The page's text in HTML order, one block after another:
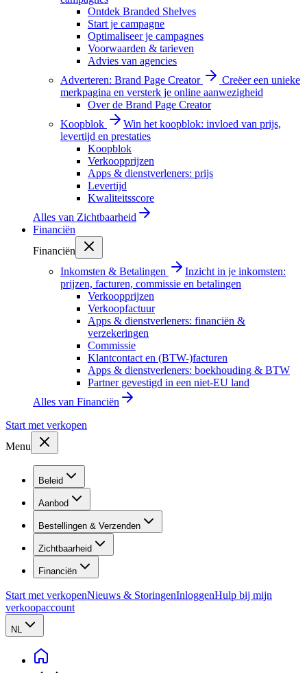
Ontdek Branded Shelves
Start je campagne
Optimaliseer je campagnes
Voorwaarden & tarieven
Advies van agencies
Adverteren: Brand Page Creator
Creëer een unieke
merkpagina en versterk je online aanwezigheid
Over de Brand Page Creator
Koopblok
Win het koopblok: invloed van prijs,
levertijd en prestaties
Koopblok
Verkoopprijzen
Apps & dienstverleners: prijs
Levertijd
Kwaliteitsscore
Alles van Zichtbaarheid
Financiën
Financiën
Inkomsten & Betalingen
Inzicht in je inkomsten:
prijzen, facturen, commissie en betalingen
Verkoopprijzen
Verkoopfactuur
Apps & dienstverleners: financiën &
verzekeringen
Commissie
Klantcontact en (BTW-)facturen
Apps & dienstverleners: boekhouding & BTW
Partner gevestigd in een niet-EU land
Alles van Financiën
Start met verkopen
Menu
Beleid
Aanbod
Bestellingen & Verzenden
Zichtbaarheid
Financiën
Start met verkopenNieuws & StoringenInloggenHulp bij mijn
verkoopaccount
NL